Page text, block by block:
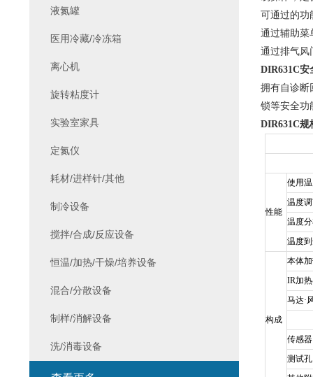
可通过的功
通过辅助菜
通过排气风
DIR631C安
拥有自诊断
锁等安全
DIR631C规
性能
使用
温度
温度
温度
构成
本体
IR加
马达·
传感器
测试孔
液氮罐
医用冷藏/冷冻箱
离心机
旋转粘度计
实验室家具
定氮仪
耗材/进样针/其他
制冷设备
搅拌/合成/反应设备
恒温/加热/干燥/培养设备
混合/分散设备
制样/消解设备
洗/消毒设备